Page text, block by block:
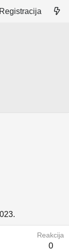
Registracija
Reakcija
0